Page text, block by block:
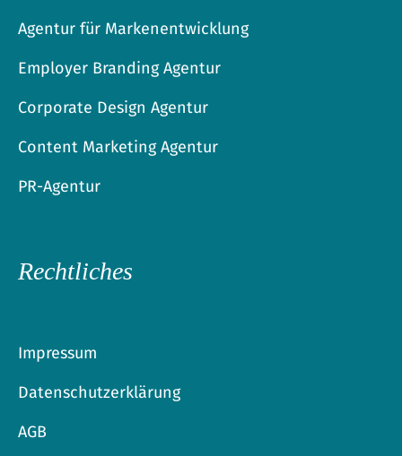
Agentur für Markenentwicklung
Employer Branding Agentur
Corporate Design Agentur
Content Marketing Agentur
PR-Agentur
Rechtliches
Impressum
Datenschutzerklärung
AGB